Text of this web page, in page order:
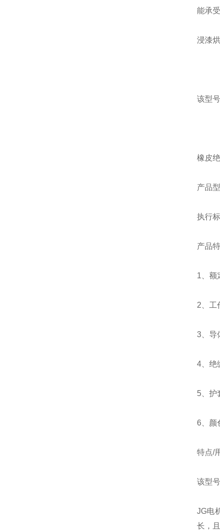
能承
浸漆
该型
橡皮
产品
执行
产品
1、额
2、
3、导
4、绝
5、护
6、颜
特点/
该型
JG电
长，